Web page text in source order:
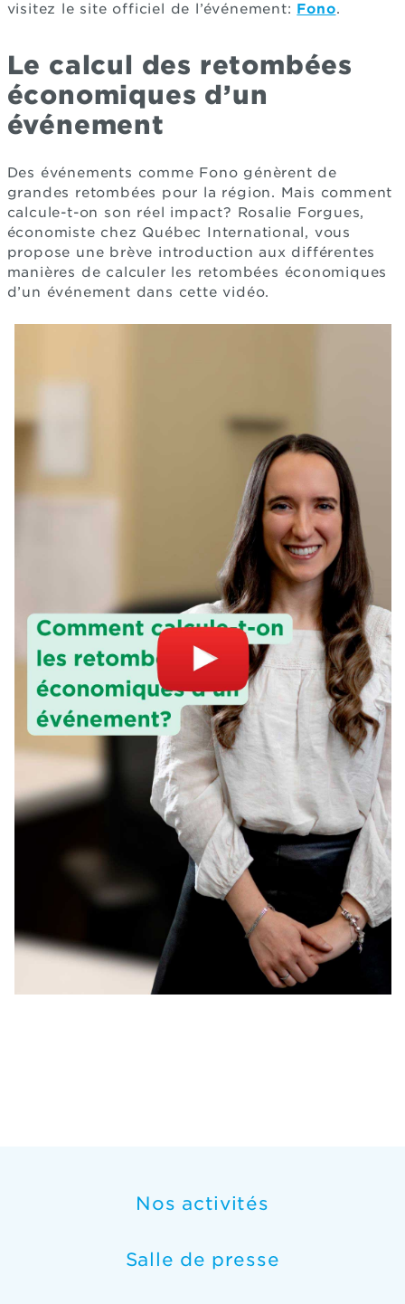
visitez le site officiel de l’événement: Fono.
Le calcul des retombées
économiques d’un
événement
Des événements comme Fono génèrent de
grandes retombées pour la région. Mais comment
calcule-t-on son réel impact? Rosalie Forgues,
économiste chez Québec International, vous
propose une brève introduction aux différentes
manières de calculer les retombées économiques
d’un événement dans cette vidéo.
Nos activités
Salle de presse